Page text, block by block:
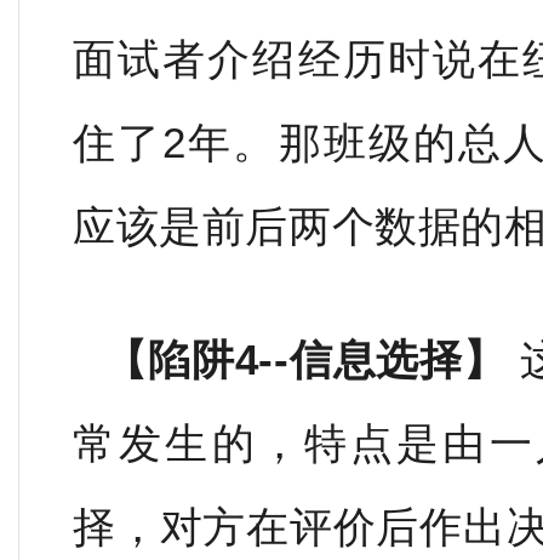
面试者介绍经历时说在
住了2年。那班级的总
应该是前后两个数据的
【陷阱4--信息选择】
常发生的，特点是由
择，对方在评价后作出